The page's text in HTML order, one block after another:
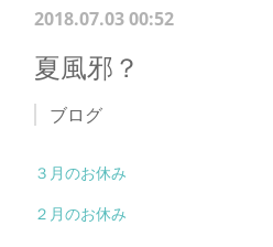
2018.07.03 00:52
夏風邪？
ブログ
３月のお休み
２月のお休み